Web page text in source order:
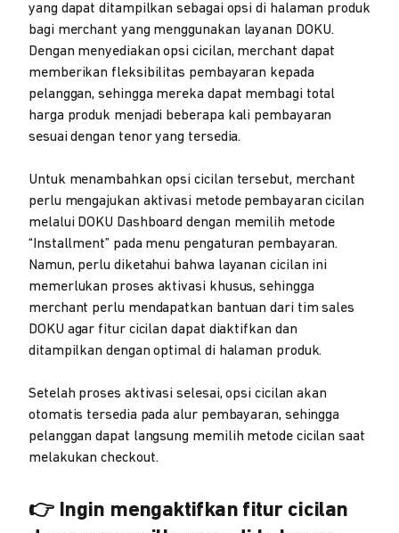
yang dapat ditampilkan sebagai opsi di halaman produk
bagi merchant yang menggunakan layanan DOKU.
Dengan menyediakan opsi cicilan, merchant dapat
memberikan fleksibilitas pembayaran kepada
pelanggan, sehingga mereka dapat membagi total
harga produk menjadi beberapa kali pembayaran
sesuai dengan tenor yang tersedia.
Untuk menambahkan opsi cicilan tersebut, merchant
perlu mengajukan aktivasi metode pembayaran cicilan
melalui DOKU Dashboard dengan memilih metode
“Installment” pada menu pengaturan pembayaran.
Namun, perlu diketahui bahwa layanan cicilan ini
memerlukan proses aktivasi khusus, sehingga
merchant perlu mendapatkan bantuan dari tim sales
DOKU agar fitur cicilan dapat diaktifkan dan
ditampilkan dengan optimal di halaman produk.
Setelah proses aktivasi selesai, opsi cicilan akan
otomatis tersedia pada alur pembayaran, sehingga
pelanggan dapat langsung memilih metode cicilan saat
melakukan checkout.
👉 Ingin mengaktifkan fitur cicilan